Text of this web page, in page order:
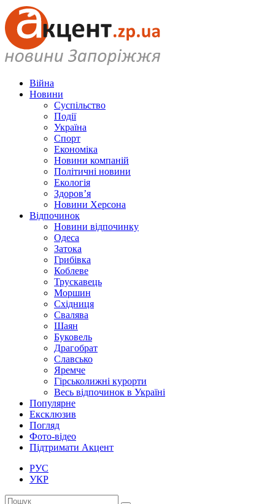
Війна
Новини
Суспільство
Події
Україна
Спорт
Економіка
Новини компаній
Політичні новини
Екологія
Здоров’я
Новини Херсона
Відпочинок
Новини відпочинку
Одеса
Затока
Грибівка
Коблеве
Трускавець
Моршин
Східниця
Свалява
Шаян
Буковель
Драгобрат
Славсько
Яремче
Гірськолижні курорти
Весь відпочинок в Україні
Популярне
Ексклюзив
Погляд
Фото-відео
Підтримати Акцент
РУС
УКР